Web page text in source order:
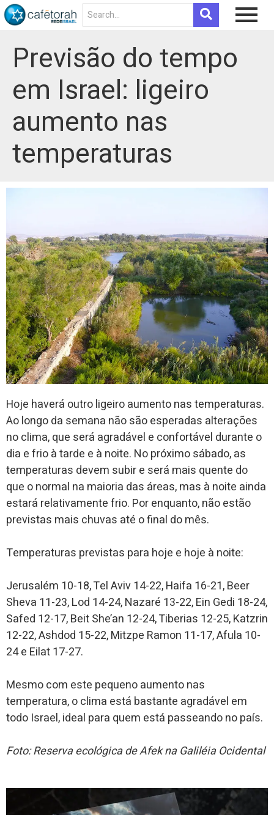
Previsão do tempo
em Israel: ligeiro
aumento nas
temperaturas
Hoje haverá outro ligeiro aumento nas temperaturas.
Ao longo da semana não são esperadas alterações
no clima, que será agradável e confortável durante o
dia e frio à tarde e à noite. No próximo sábado, as
temperaturas devem subir e será mais quente do
que o normal na maioria das áreas, mas à noite ainda
estará relativamente frio. Por enquanto, não estão
previstas mais chuvas até o final do mês.
Temperaturas previstas para hoje e hoje à noite:
Jerusalém 10-18, Tel Aviv 14-22, Haifa 16-21, Beer
Sheva 11-23, Lod 14-24, Nazaré 13-22, Ein Gedi 18-24,
Safed 12-17, Beit She’an 12-24, Tiberias 12-25, Katzrin
12-22, Ashdod 15-22, Mitzpe Ramon 11-17, Afula 10-
24 e Eilat 17-27.
Mesmo com este pequeno aumento nas
temperatura, o clima está bastante agradável em
todo Israel, ideal para quem está passeando no país.
Foto: Reserva ecológica de Afek na Galiléia Ocidental